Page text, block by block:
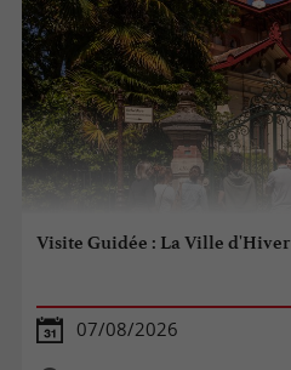
Visite Guidée : La Ville d'Hiver
07/08/2026